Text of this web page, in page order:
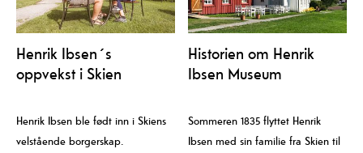
Henrik Ibsen´s
oppvekst i Skien
Henrik Ibsen ble født inn i Skiens
velstående borgerskap.
Historien om Henrik
Ibsen Museum
Sommeren 1835 flyttet Henrik
Ibsen med sin familie fra Skien til